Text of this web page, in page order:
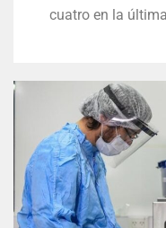
cuatro en la